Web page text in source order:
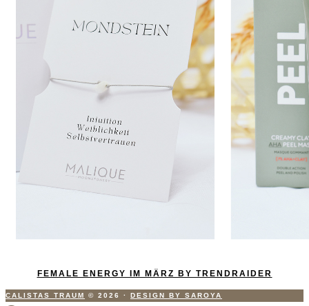
FEMALE ENERGY IM MÄRZ BY TRENDRAIDER
CALISTAS TRAUM © 2026 · DESIGN BY SAROYA